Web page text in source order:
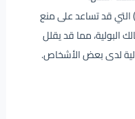
البروأنثوسيانيدين (Proanthocyanidins) التي قد تساعد على منع
البولية، مما قد يقلل
لدى بعض الأشخاص.